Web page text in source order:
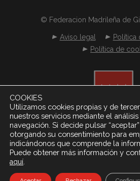
© Federacion Madrileña de
Aviso legal
Política
Política de
COOKIES
Utilizamos cookies propias y de
nuestros servicios mediante el
navegación. Si decide pulsar
otorgando su consentimiento para
indicándonos que comprende la
Puede obtener más información y
aquí